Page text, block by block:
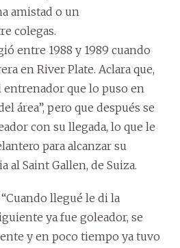
amistad o un
colegas.
entre 1988 y 1989 cuando
en River Plate. Aclara que,
entrenador que lo puso en
área”, pero que después se
con su llegada, lo que le
para alcanzar su
al Saint Gallen, de Suiza.
llegué le di la
ya fue goleador, se
y en poco tiempo ya tuvo